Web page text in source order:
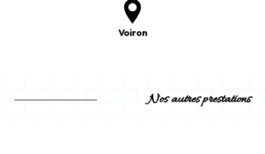
Voiron
Nos autres prestations